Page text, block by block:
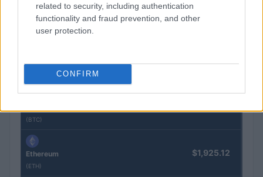
related to security, including authentication
functionality and fraud prevention, and other
user protection.
CONFIRM
kpk ETH Prime
(BTC)
Ethereum
(ETH)
$1,925.12